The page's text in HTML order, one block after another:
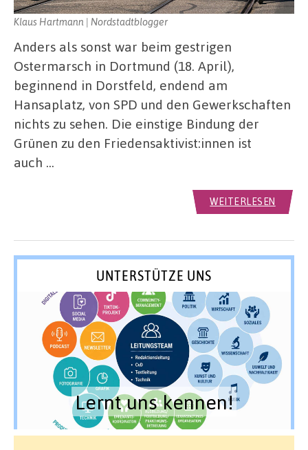
Klaus Hartmann | Nordstadtblogger
Anders als sonst war beim gestrigen
Ostermarsch in Dortmund (18. April),
beginnend in Dorstfeld, endend am
Hansaplatz, von SPD und den Gewerkschaften
nichts zu sehen. Die einstige Bindung der
Grünen zu den Friedensaktivist:innen ist
auch …
WEITERLESEN
UNTERSTÜTZE UNS
Lernt uns kennen!